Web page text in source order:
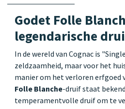
Godet Folle
legendarische
In de wereld van Cognac is
zeldzaamheid, maar voor het
manier om het verloren erfgoed
Folle Blanche-druif staat
temperamentvolle druif om te